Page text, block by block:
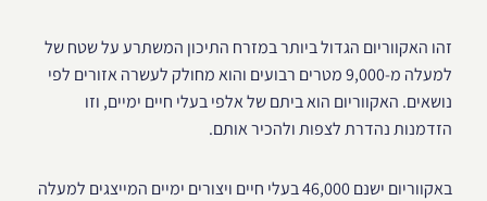
זהו האקווריום הגדול ביותר במזרח התיכון המשתרע על שטח של
למעלה מ-9,000 מטרים רבועים והוא מחולק לעשרה אזורים לפי
נושאים. האקווריום הוא ביתם של אלפי בעלי חיים ימיים, וזו
הזדמנות נהדרת לצפות ולהכיר אותם.
באקווריום ישנם 46,000 בעלי חיים ויצורים ימיים המייצגים למעלה